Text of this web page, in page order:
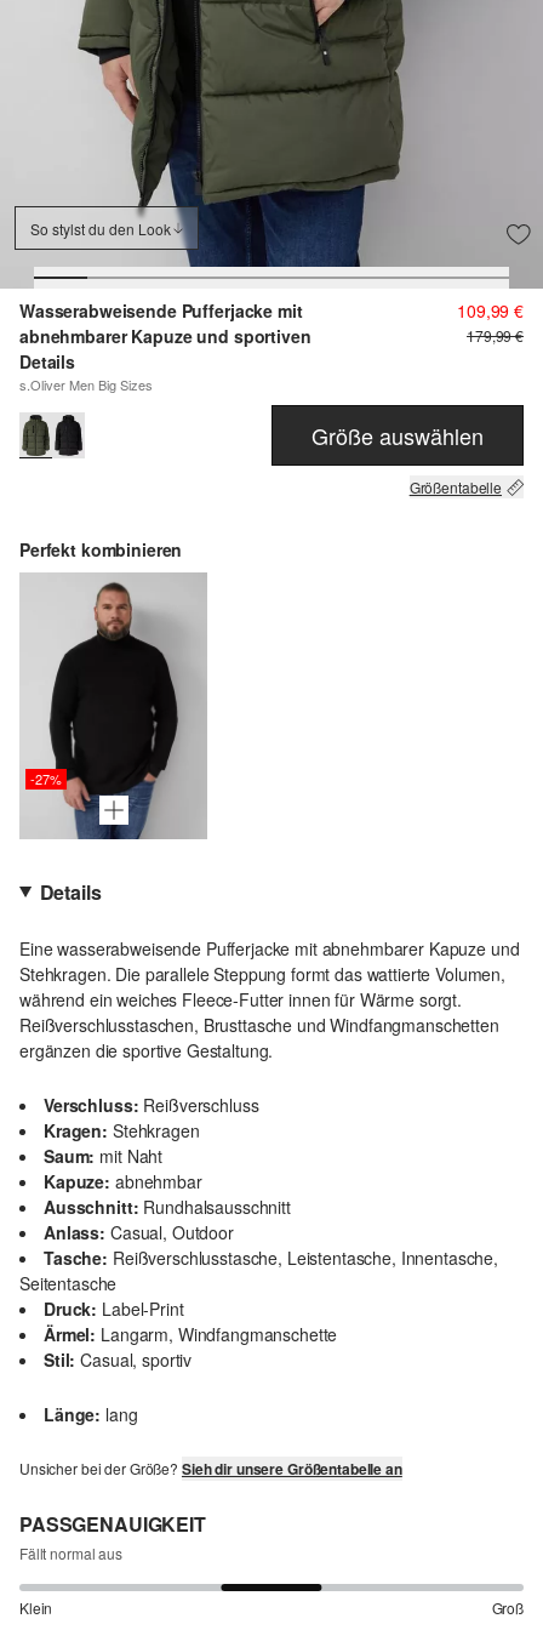
So stylst du den Look
Wasserabweisende Pufferjacke mit
abnehmbarer Kapuze und sportiven
Details
s.Oliver Men Big Sizes
109,99 €
179,99 €
Größe auswählen
Größentabelle
Perfekt kombinieren
-27%
Details
Eine wasserabweisende Pufferjacke mit abnehmbarer Kapuze und
Stehkragen. Die parallele Steppung formt das wattierte Volumen,
während ein weiches Fleece-Futter innen für Wärme sorgt.
Reißverschlusstaschen, Brusttasche und Windfangmanschetten
ergänzen die sportive Gestaltung.
Verschluss: Reißverschluss
Kragen: Stehkragen
Saum: mit Naht
Kapuze: abnehmbar
Ausschnitt: Rundhalsausschnitt
Anlass: Casual, Outdoor
Tasche: Reißverschlusstasche, Leistentasche, Innentasche,
Seitentasche
Druck: Label-Print
Ärmel: Langarm, Windfangmanschette
Stil: Casual, sportiv
Länge: lang
Unsicher bei der Größe? Sieh dir unsere Größentabelle an
PASSGENAUIGKEIT
Fällt normal aus
Klein Groß